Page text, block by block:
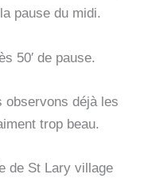
pause du midi.
50′ de pause.
observons déjà les
trop beau.
de St Lary village